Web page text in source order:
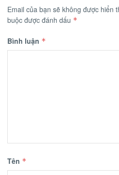
Email của bạn sẽ không được hiển
buộc được đánh dấu *
Bình luận *
Tên *